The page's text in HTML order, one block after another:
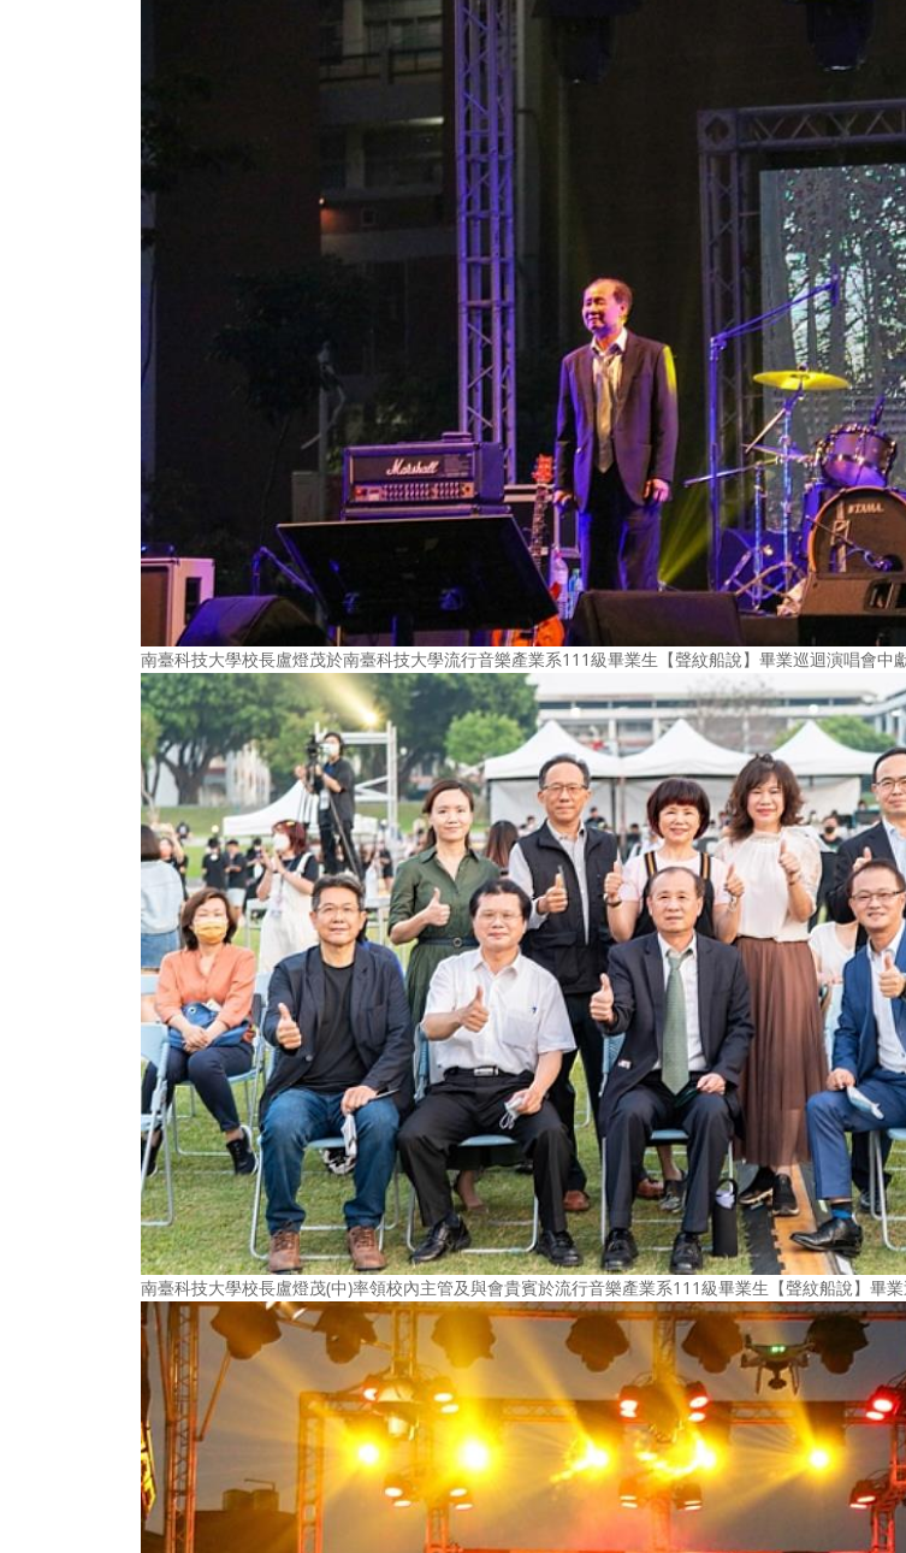
南臺科技大學校長盧燈茂於南臺科技大學流行音樂產業系111級畢業生【聲紋船說】畢業巡迴演唱會中
南臺科技大學校長盧燈茂(中)率領校內主管及與會貴賓於流行音樂產業系111級畢業生【聲紋船說】畢業